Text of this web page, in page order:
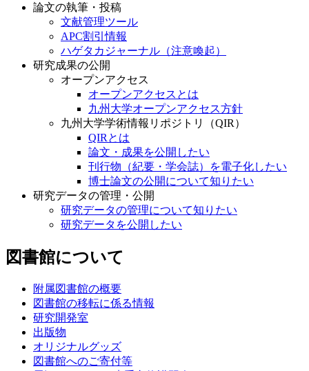
論文の執筆・投稿
文献管理ツール
APC割引情報
ハゲタカジャーナル（注意喚起）
研究成果の公開
オープンアクセス
オープンアクセスとは
九州大学オープンアクセス方針
九州大学学術情報リポジトリ（QIR）
QIRとは
論文・成果を公開したい
刊行物（紀要・学会誌）を電子化したい
博士論文の公開について知りたい
研究データの管理・公開
研究データの管理について知りたい
研究データを公開したい
図書館について
附属図書館の概要
図書館の移転に係る情報
研究開発室
出版物
オリジナルグッズ
図書館へのご寄付等